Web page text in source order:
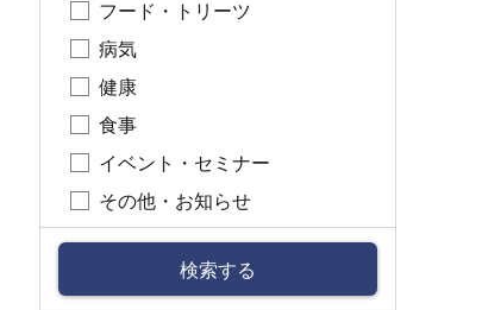
フード・トリーツ
病気
健康
食事
イベント・セミナー
その他・お知らせ